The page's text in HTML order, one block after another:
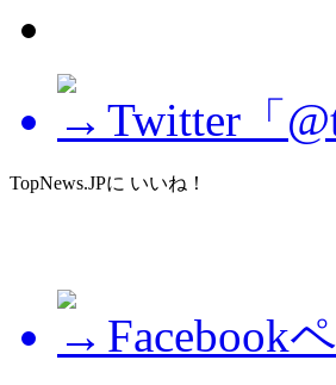
Twitter「
TopNews.JPに いいね！
Facebook